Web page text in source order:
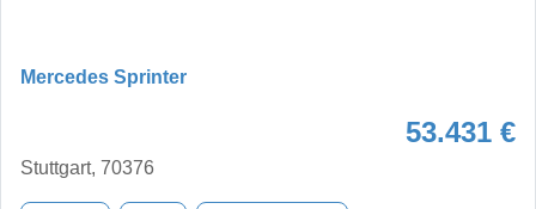
Mercedes Sprinter
53.431 €
Stuttgart, 70376